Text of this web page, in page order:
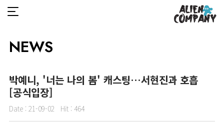
NEWS
박예니, '너는 나의 봄' 캐스팅…서현진과 호흡
[공식입장]
Date : 21-09-02 Hit : 464